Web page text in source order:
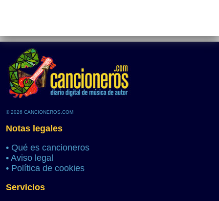
© 2026 CANCIONEROS.COM
Notas legales
• Qué es cancioneros
• Aviso legal
• Política de cookies
Servicios